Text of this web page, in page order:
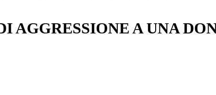
AGGRESSIONE A UNA